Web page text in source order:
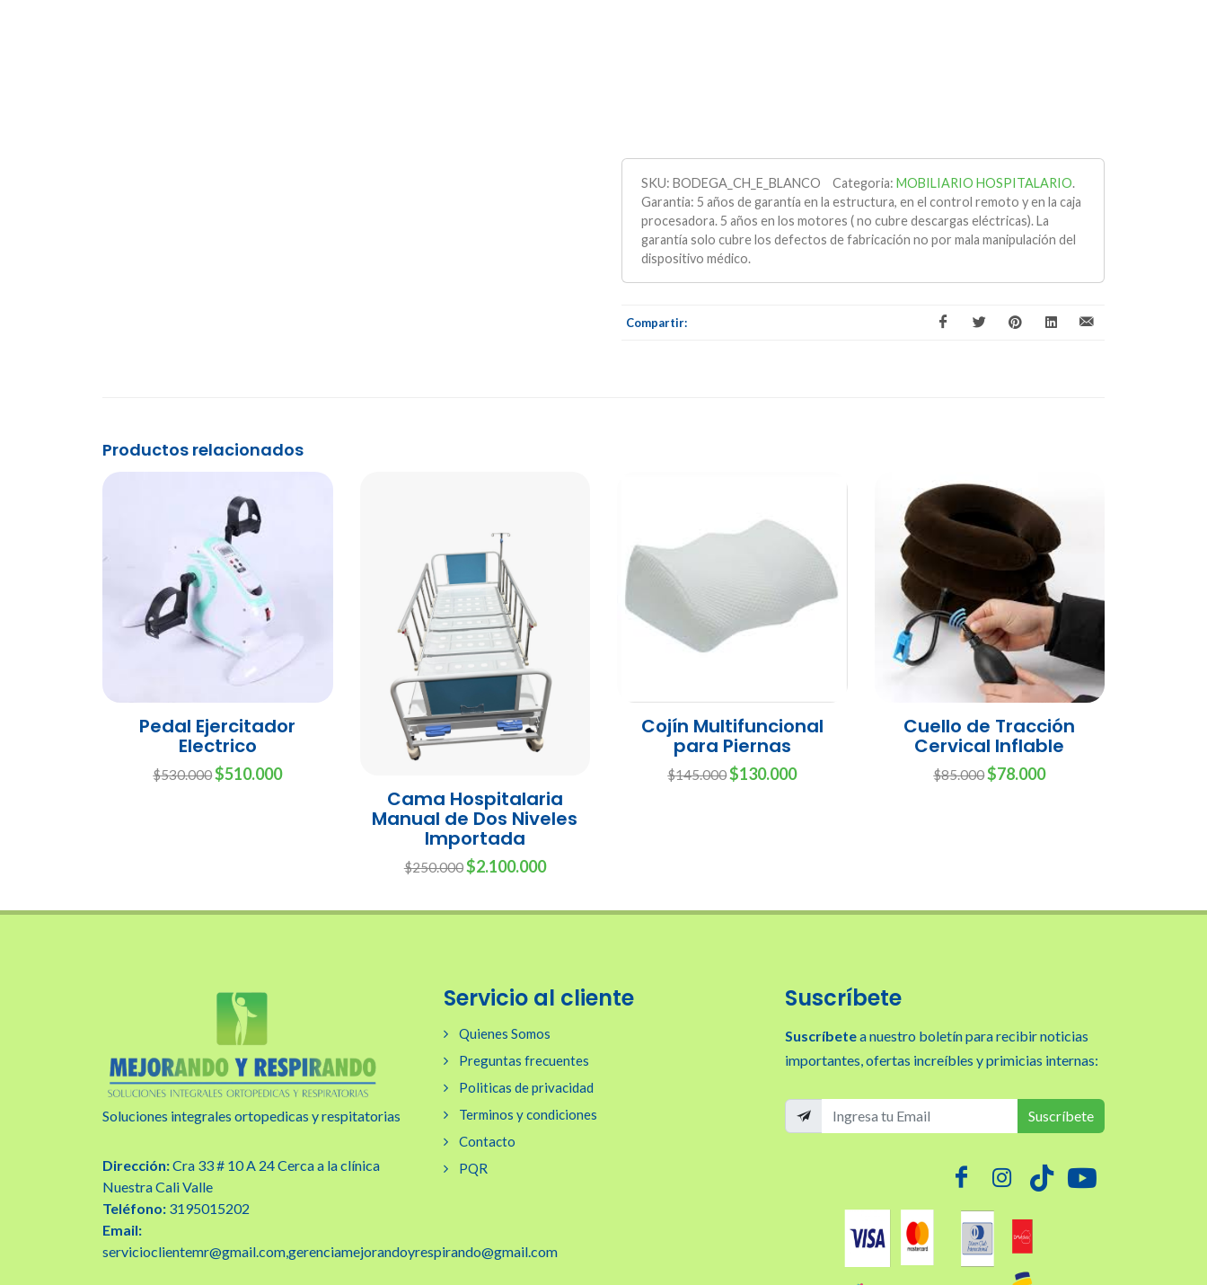
SKU: BODEGA_CH_E_BLANCO Categoria: MOBILIARIO HOSPITALARIO.
Garantia: 5 años de garantía en la estructura, en el control remoto y en la caja
procesadora. 5 años en los motores ( no cubre descargas eléctricas). La
garantía solo cubre los defectos de fabricación no por mala manipulación del
dispositivo médico.
Compartir:
Productos relacionados
Pedal Ejercitador
Electrico
$530.000$510.000
Cama Hospitalaria
Manual de Dos Niveles
Importada
$250.000$2.100.000
Cojín Multifuncional
para Piernas
$145.000$130.000
Cuello de Tracción
Cervical Inflable
$85.000$78.000
Soluciones integrales ortopedicas y respitatorias
Dirección:Cra 33 # 10 A 24 Cerca a la clínica
Nuestra Cali Valle
Teléfono: 3195015202
Email:
servicioclientemr@gmail.com,gerenciamejorandoyrespirando@gmail.com
Servicio al cliente
Quienes Somos
Preguntas frecuentes
Politicas de privacidad
Terminos y condiciones
Contacto
PQR
Suscríbete
Suscríbetea nuestro boletín para recibir noticias
importantes, ofertas increíbles y primicias internas:
Suscríbete